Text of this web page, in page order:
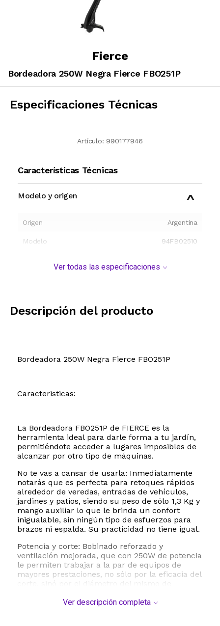
Fierce
Bordeadora 250W Negra Fierce FBO251P
Especificaciones Técnicas
Artículo: 990177946
Características Técnicas
Modelo y origen
Origen Argentina
Modelo 94FB02510
Ver todas las especificaciones
Descripción del producto
Bordeadora 250W Negra Fierce FBO251P
Caracteristicas:
La Bordeadora FBO251P de FIERCE es la
herramienta ideal para darle forma a tu jardín,
permitiéndote acceder a lugares imposibles de
alcanzar por otro tipo de máquinas.
No te vas a cansar de usarla: Inmediatamente
notarás que es perfecta para retoques rápidos
alrededor de veredas, entradas de vehículos,
jardines y patios, siendo su peso de sólo 1,3 Kg y
mango auxiliar lo que le brinda un confort
inigualable, sin ningún tipo de esfuerzos para
brazos ni espalda. Su practicidad no tiene igual.
Potencia y corte: Bobinado reforzado y
ventilación mejorada, que con 250W de potencia
le permiten trabajar a la par de equipos de
mayores prestaciones, no sólo por la eficacia del
rpm. Su carretel cuenta con salida rápida del
Ver descripción completa